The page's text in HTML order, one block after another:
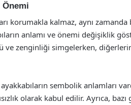
Önemi
korumakla kalmaz, aynı
anlamı ve önemi değişiklik
ve zenginliği simgelerken,
sembolik anlamları
olarak kabul edilir. Ayrıca,